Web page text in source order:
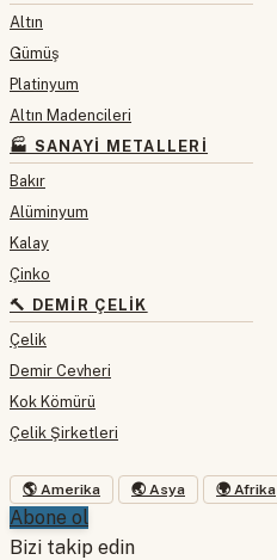
Altın
Gümüş
Platinyum
Altın Madencileri
🏭 SANAYI METALLERI
Bakır
Alüminyum
Kalay
Çinko
🔨 DEMIR ÇELIK
Çelik
Demir Cevheri
Kok Kömürü
Çelik Şirketleri
🌎 Amerika 🌏 Asya 🌍 Afrika
Abone ol
Bizi takip edin